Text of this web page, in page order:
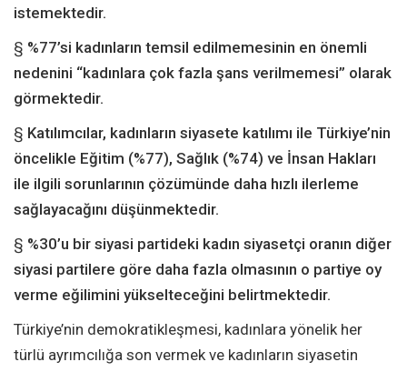
istemektedir.
§ %77’si kadınların temsil edilmemesinin en önemli
nedenini “kadınlara çok fazla şans verilmemesi” olarak
görmektedir.
§ Katılımcılar, kadınların siyasete katılımı ile Türkiye’nin
öncelikle Eğitim (%77), Sağlık (%74) ve İnsan Hakları
ile ilgili sorunlarının çözümünde daha hızlı ilerleme
sağlayacağını düşünmektedir.
§ %30’u bir siyasi partideki kadın siyasetçi oranın diğer
siyasi partilere göre daha fazla olmasının o partiye oy
verme eğilimini yükselteceğini belirtmektedir.
Türkiye’nin demokratikleşmesi, kadınlara yönelik her
türlü ayrımcılığa son vermek ve kadınların siyasetin